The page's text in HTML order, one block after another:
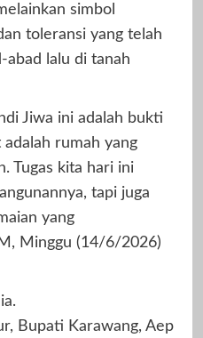
simbol
toleransi yang telah
abad lalu di tanah
Jiwa ini adalah bukti
rumah yang
Tugas kita hari ini
tapi juga
yang
Minggu (14/6/2026)
Bupati Karawang, Aep